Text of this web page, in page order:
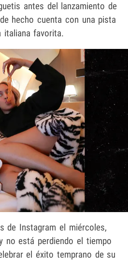
antes del lanzamiento de
hecho cuenta con una pista
italiana favorita.
de Instagram el miércoles,
no está perdiendo el tiempo
el éxito temprano de su